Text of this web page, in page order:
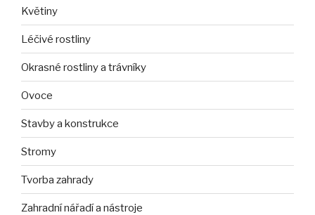
Květiny
Léčivé rostliny
Okrasné rostliny a trávníky
Ovoce
Stavby a konstrukce
Stromy
Tvorba zahrady
Zahradní nářadí a nástroje